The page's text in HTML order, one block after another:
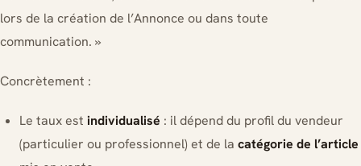
lors de la création de l’Annonce ou dans toute
communication. »
Concrètement :
Le taux est individualisé : il dépend du profil du vendeur
(particulier ou professionnel) et de la catégorie de l’article